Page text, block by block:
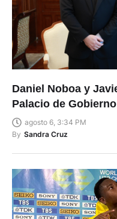
Daniel Noboa y
Palacio de Gobierno
agosto 6, 3:34 PM
By Sandra Cruz